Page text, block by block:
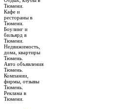
Тюмени.
Кафе и
рестораны в
Тюмени.
Боулинг и
бильярд в
Тюмени.
Недвижимость,
дома, квартиры
Тюмень.
Авто объявления
Тюмень.
Компании,
фирмы, отзывы
Тюмень.
Реклама в
Тюмени.